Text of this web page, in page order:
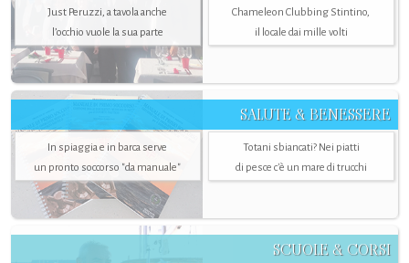
Just Peruzzi, a tavola anche
l’occhio vuole la sua parte
Chameleon Clubbing Stintino,
il locale dai mille volti
SALUTE & BENESSERE
In spiaggia e in barca serve
un pronto soccorso "da manuale"
Totani sbiancati? Nei piatti
di pesce c'è un mare di trucchi
SCUOLE & CORSI